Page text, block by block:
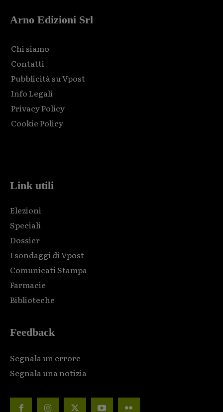
Arno Edizioni Srl
Chi siamo
Contatti
Pubblicità su Vpost
Info Legali
Privacy Policy
Cookie Policy
Link utili
Elezioni
Speciali
Dossier
I sondaggi di Vpost
Comunicati Stampa
Farmacie
Biblioteche
Feedback
Segnala un errore
Segnala una notizia